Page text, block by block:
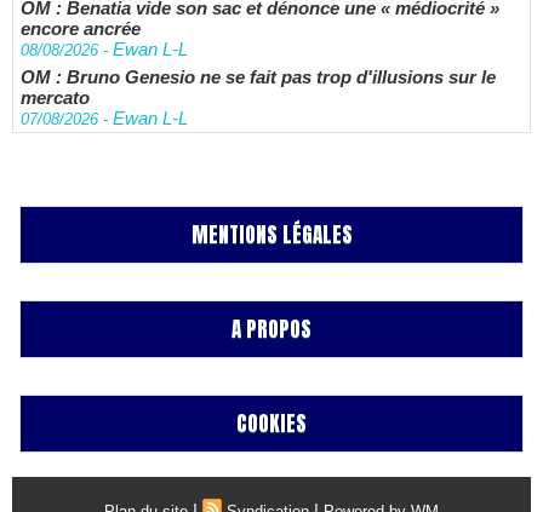
OM : Benatia vide son sac et dénonce une « médiocrité »
encore ancrée
08/08/2026 - Ewan L-L
OM : Bruno Genesio ne se fait pas trop d'illusions sur le
mercato
07/08/2026 - Ewan L-L
MENTIONS LÉGALES
A PROPOS
COOKIES